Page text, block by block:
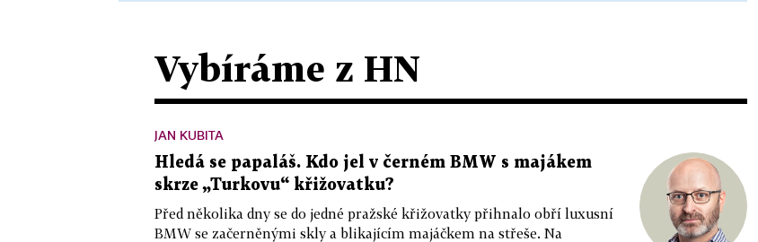
Vybíráme z HN
JAN KUBITA
Hledá se papaláš. Kdo jel v černém BMW s majákem
skrze „Turkovu“ křižovatku?
Před několika dny se do jedné pražské křižovatky přihnalo obří luxusní
BMW se začerněnými skly a blikajícím majáčkem na střeše. Na